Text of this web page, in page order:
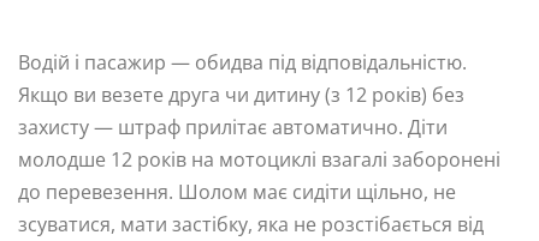
Водій і пасажир — обидва під відповідальністю.
Якщо ви везете друга чи дитину (з 12 років) без
захисту — штраф прилітає автоматично. Діти
молодше 12 років на мотоциклі взагалі заборонені
до перевезення. Шолом має сидіти щільно, не
зсуватися, мати застібку, яка не розстібається від